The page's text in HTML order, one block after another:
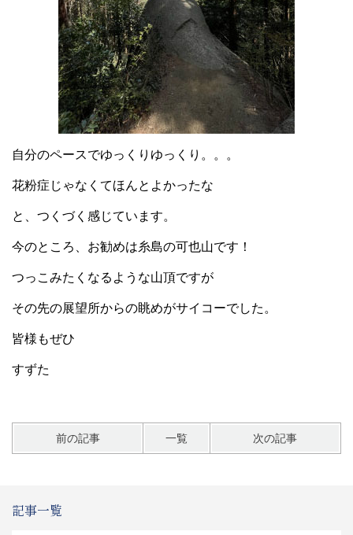
自分のペースでゆっくりゆっくり。。。
花粉症じゃなくてほんとよかったな
と、つくづく感じています。
今のところ、お勧めは糸島の可也山です！
つっこみたくなるような山頂ですが
その先の展望所からの眺めがサイコーでした。
皆様もぜひ
すずた
前の記事 一覧 次の記事
記事一覧